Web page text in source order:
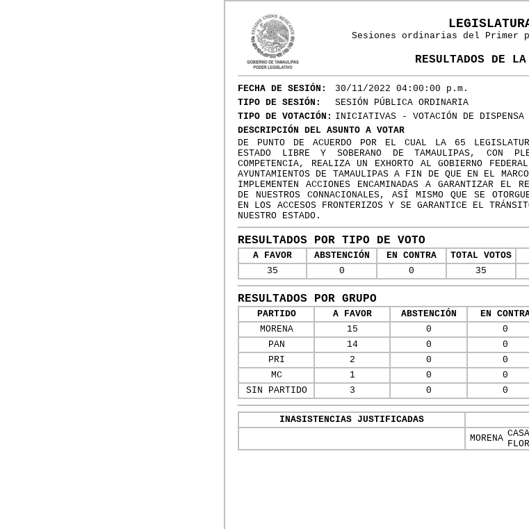
Sesiones ordinarias del Primer
RESULTADOS DE
FECHA DE SESIÓN: 30/11/2022 04:00:00 p.m.
TIPO DE SESIÓN:
SESIÓN PÚBLICA ORDINARIA
TIPO DE VOTACIÓN: INICIATIVAS - VOTACIÓN DE DISPENSA
DESCRIPCIÓN DEL ASUNTO A VOTAR
DE PUNTO DE ACUERDO POR EL CUAL LA 65
ESTADO LIBRE Y SOBERANO DE TAMAULIPAS, CON
COMPETENCIA, REALIZA UN EXHORTO AL GOBIERNO
AYUNTAMIENTOS DE TAMAULIPAS A FIN DE QUE EN EL
IMPLEMENTEN ACCIONES ENCAMINADAS A GARANTIZAR EL
DE NUESTROS CONNACIONALES, ASÍ MISMO QUE SE
EN LOS ACCESOS FRONTERIZOS Y SE GARANTICE EL
NUESTRO ESTADO.
RESULTADOS POR TIPO DE VOTO
A FAVOR ABSTENCIÓN EN CONTRA TOTAL VOTOS
35
0 0 35
RESULTADOS POR GRUPO
PARTIDO A FAVOR ABSTENCIÓN EN
MORENA
15 0 0
PAN
14 0 0
PRI
2 0 0
MC
1 0 0
SIN PARTIDO
3 0 0
INASISTENCIAS JUSTIFICADAS
MORENA